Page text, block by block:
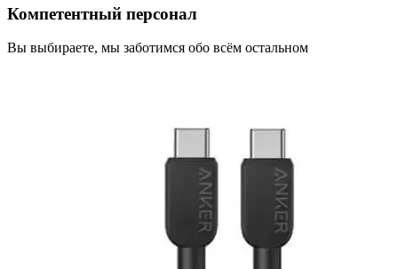
Компетентный персонал
Вы выбираете, мы заботимся обо всём остальном